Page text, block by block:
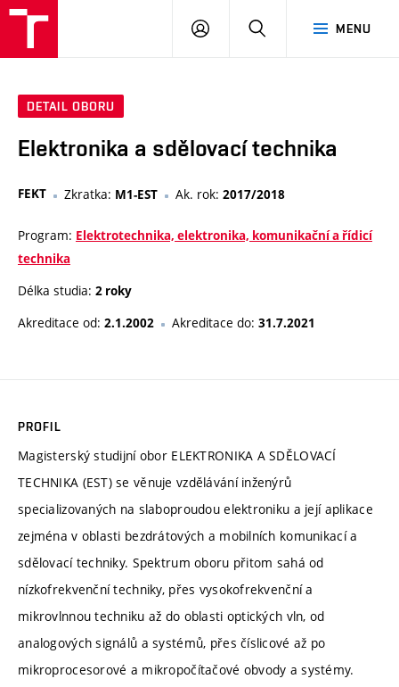
MENU
PŘIHLÁSIT
DETAIL OBORU
Elektronika a sdělovací technika
FEKT Zkratka: M1-EST Ak. rok: 2017/2018
Program: Elektrotechnika, elektronika, komunikační a řídicí
technika
Délka studia: 2 roky
Akreditace od: 2.1.2002 Akreditace do: 31.7.2021
PROFIL
Magisterský studijní obor ELEKTRONIKA A SDĚLOVACÍ
TECHNIKA (EST) se věnuje vzdělávání inženýrů
specializovaných na slaboproudou elektroniku a její aplikace
zejména v oblasti bezdrátových a mobilních komunikací a
sdělovací techniky. Spektrum oboru přitom sahá od
nízkofrekvenční techniky, přes vysokofrekvenční a
mikrovlnnou techniku až do oblasti optických vln, od
analogových signálů a systémů, přes číslicové až po
mikroprocesorové a mikropočítačové obvody a systémy.